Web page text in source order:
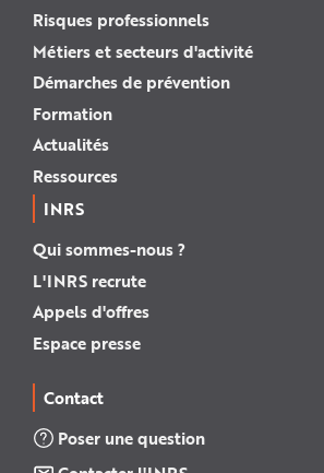
Risques professionnels
Métiers et secteurs d'activité
Démarches de prévention
Formation
Actualités
Ressources
INRS
Qui sommes-nous ?
L'INRS recrute
Appels d'offres
Espace presse
Contact
Poser une question